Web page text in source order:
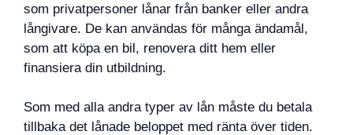
som privatpersoner lånar från banker eller andra
långivare. De kan användas för många ändamål,
som att köpa en bil, renovera ditt hem eller
finansiera din utbildning.
Som med alla andra typer av lån måste du betala
tillbaka det lånade beloppet med ränta över tiden.